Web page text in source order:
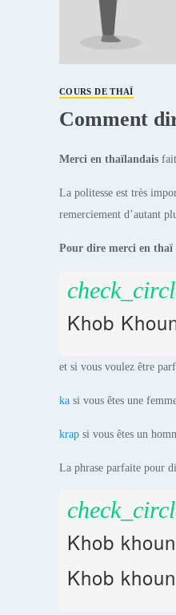
COURS DE THAÏ
Comment
Merci en thaïlandais
La politesse est très
remerciement d’autant
Pour dire merci en thaï
Khob
et si vous voulez être
ka si vous êtes une
krap si vous êtes un
La phrase parfaite pour
Khob
Khob